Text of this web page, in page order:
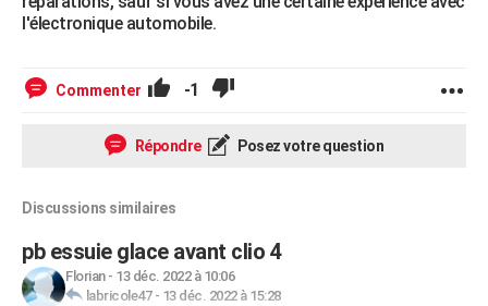
l'électronique automobile.
Commenter -1
Répondre Posez votre question
Discussions similaires
pb essuie glace avant clio 4
Florian- 13 déc. 2022 à 10:06
labricole47- 13 déc. 2022 à 15:28